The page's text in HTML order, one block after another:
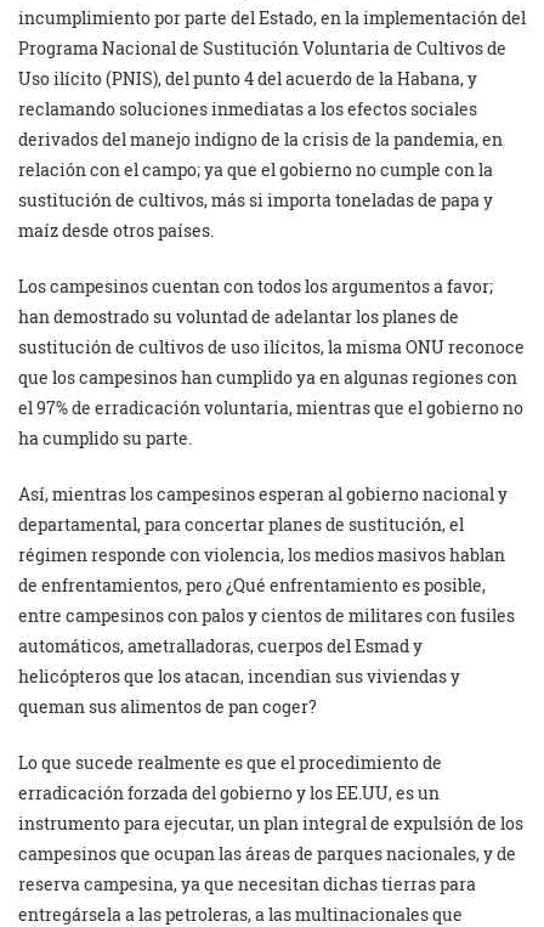
incumplimiento por parte del Estado, en la implementación del
Programa Nacional de Sustitución Voluntaria de Cultivos de
Uso ilícito (PNIS), del punto 4 del acuerdo de la Habana, y
reclamando soluciones inmediatas a los efectos sociales
derivados del manejo indigno de la crisis de la pandemia, en
relación con el campo; ya que el gobierno no cumple con la
sustitución de cultivos, más si importa toneladas de papa y
maíz desde otros países.
Los campesinos cuentan con todos los argumentos a favor;
han demostrado su voluntad de adelantar los planes de
sustitución de cultivos de uso ilícitos, la misma ONU reconoce
que los campesinos han cumplido ya en algunas regiones con
el 97% de erradicación voluntaria, mientras que el gobierno no
ha cumplido su parte.
Así, mientras los campesinos esperan al gobierno nacional y
departamental, para concertar planes de sustitución, el
régimen responde con violencia, los medios masivos hablan
de enfrentamientos, pero ¿Qué enfrentamiento es posible,
entre campesinos con palos y cientos de militares con fusiles
automáticos, ametralladoras, cuerpos del Esmad y
helicópteros que los atacan, incendian sus viviendas y
queman sus alimentos de pan coger?
Lo que sucede realmente es que el procedimiento de
erradicación forzada del gobierno y los EE.UU, es un
instrumento para ejecutar, un plan integral de expulsión de los
campesinos que ocupan las áreas de parques nacionales, y de
reserva campesina, ya que necesitan dichas tierras para
entregársela a las petroleras, a las multinacionales que